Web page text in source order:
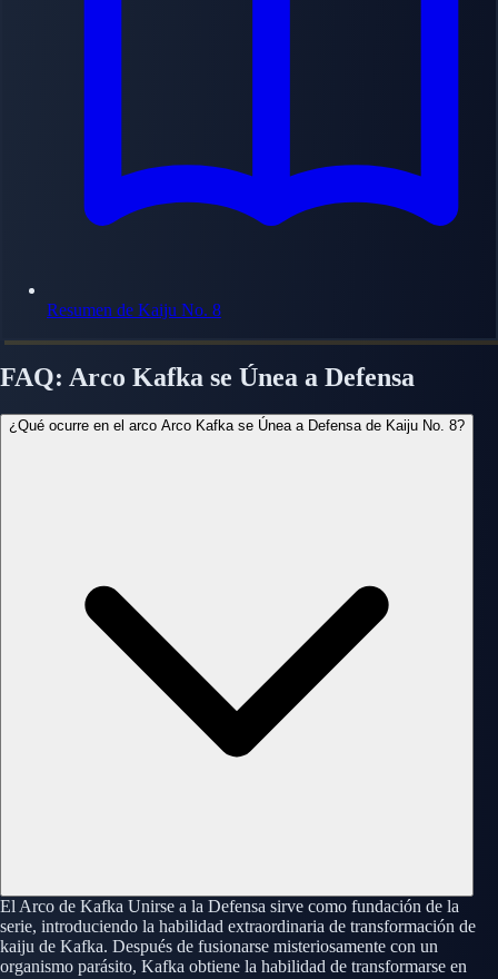
Resumen de Kaiju No. 8
FAQ: Arco Kafka se Únea a Defensa
¿Qué ocurre en el arco Arco Kafka se Únea a Defensa de Kaiju No. 8?
El Arco de Kafka Unirse a la Defensa sirve como fundación de la
serie, introduciendo la habilidad extraordinaria de transformación de
kaiju de Kafka. Después de fusionarse misteriosamente con un
organismo parásito, Kafka obtiene la habilidad de transformarse en